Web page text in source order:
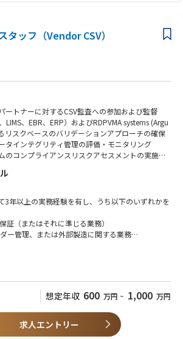
efficient way for daily work
execution, and assessment, and apply the t
to drive the effectiveness/performance of pro
interpersonal skills to enable effective leaders
at least one of the following languages: SAS, R, or
to get accurate answers
including data speculation in Japanes
IT/bioinformatics topics with the key stakeholder
practically
including data speculation in English
IT/bioinformatics topics with the key stakeh
practically
leading and facilitating research discussio
タッフ（Vendor CSV）
ートナーに対するCSV監査への参加および監督
LIMS、EBR、ERP）およびRDPVMA systems (Argu
リスクベースのバリデーションアプローチの確保
タインテグリティ管理の評価・モニタリング
のコンプライアンスリスクアセスメントの実施
スフレームワーク、SOP、テンプレートの開発・
完全性およびライフサイクルコンプライアンスの
る調査・是正措置（CAPA）のリード
る規制当局査察およびパートナー監査のサポート
リデーションに関するSMEとしての指導
の整合性を確保
「クリティカルシンキング」概念に基づくCSVプロ
迅速なシステム・アプリケーション実装に対する
かかるCSV作業との間の摩擦を低減
GxP規制、デジタル品質、AIバリデーションなど
専門性を深めるとともに、グローバルなステーク
3年以上の実務経験を有し、うち以下のいずれかを
証（またはそれに準じる業務）
ー管理、または外部製造に関する業務
・査察の実施
LIMS、EBR、ERP）のバリデーション業務
CSVまたは品質関連ITシステム管理（ISPE GAMP
を持ち、現状に対して積極的に改善を提案できる
ルかつグローバルな環境での業務経験
テム、GxP規制、業界トレンドへの幅広い理解
ムバリデーション、ITガバナンス、データインテ
想定年収 600 万円 ~ 1,000 万円
求人エントリー